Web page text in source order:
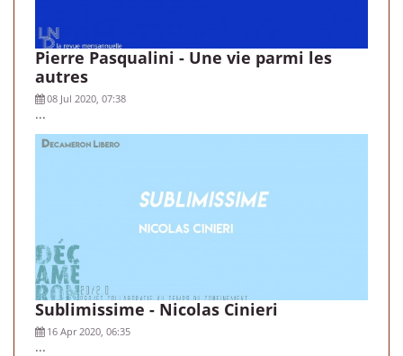
Pierre Pasqualini - Une vie parmi les
autres
08 Jul 2020, 07:38
...
Sublimissime - Nicolas Cinieri
16 Apr 2020, 06:35
...